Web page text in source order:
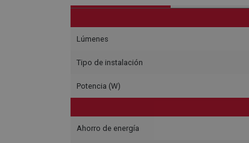
Lúmenes
Tipo de instalación
Potencia (W)
Ahorro de energía